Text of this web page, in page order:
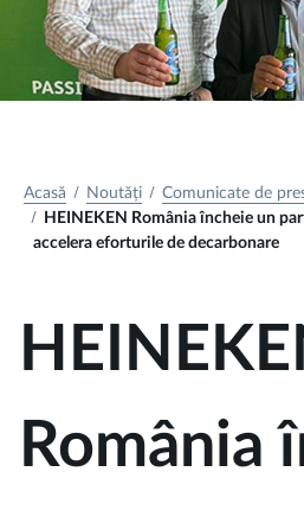
Acasă Noutăți
Comunicate de
HEINEKEN România încheie un
accelera eforturile de decarbonare
România